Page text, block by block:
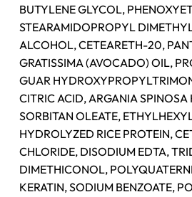
BUTYLENE GLYCOL,
STEARAMIDOPROPYL
ALCOHOL, CETEARETH-20,
GRATISSIMA (AVOCADO) OIL,
GUAR
CITRIC ACID, ARGANIA SPINOSA
SORBITAN OLEATE,
HYDROLYZED RICE PROTEIN,
CHLORIDE, DISODIUM EDTA,
DIMETHICONOL,
KERATIN, SODIUM BENZOATE,